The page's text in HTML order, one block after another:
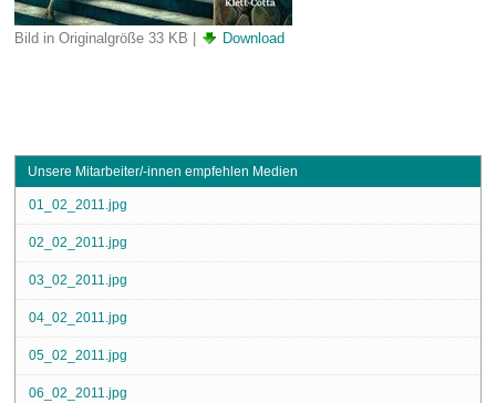
Bild in Originalgröße 33 KB | Download
Unsere Mitarbeiter/-innen empfehlen Medien
01_02_2011.jpg
02_02_2011.jpg
03_02_2011.jpg
04_02_2011.jpg
05_02_2011.jpg
06_02_2011.jpg